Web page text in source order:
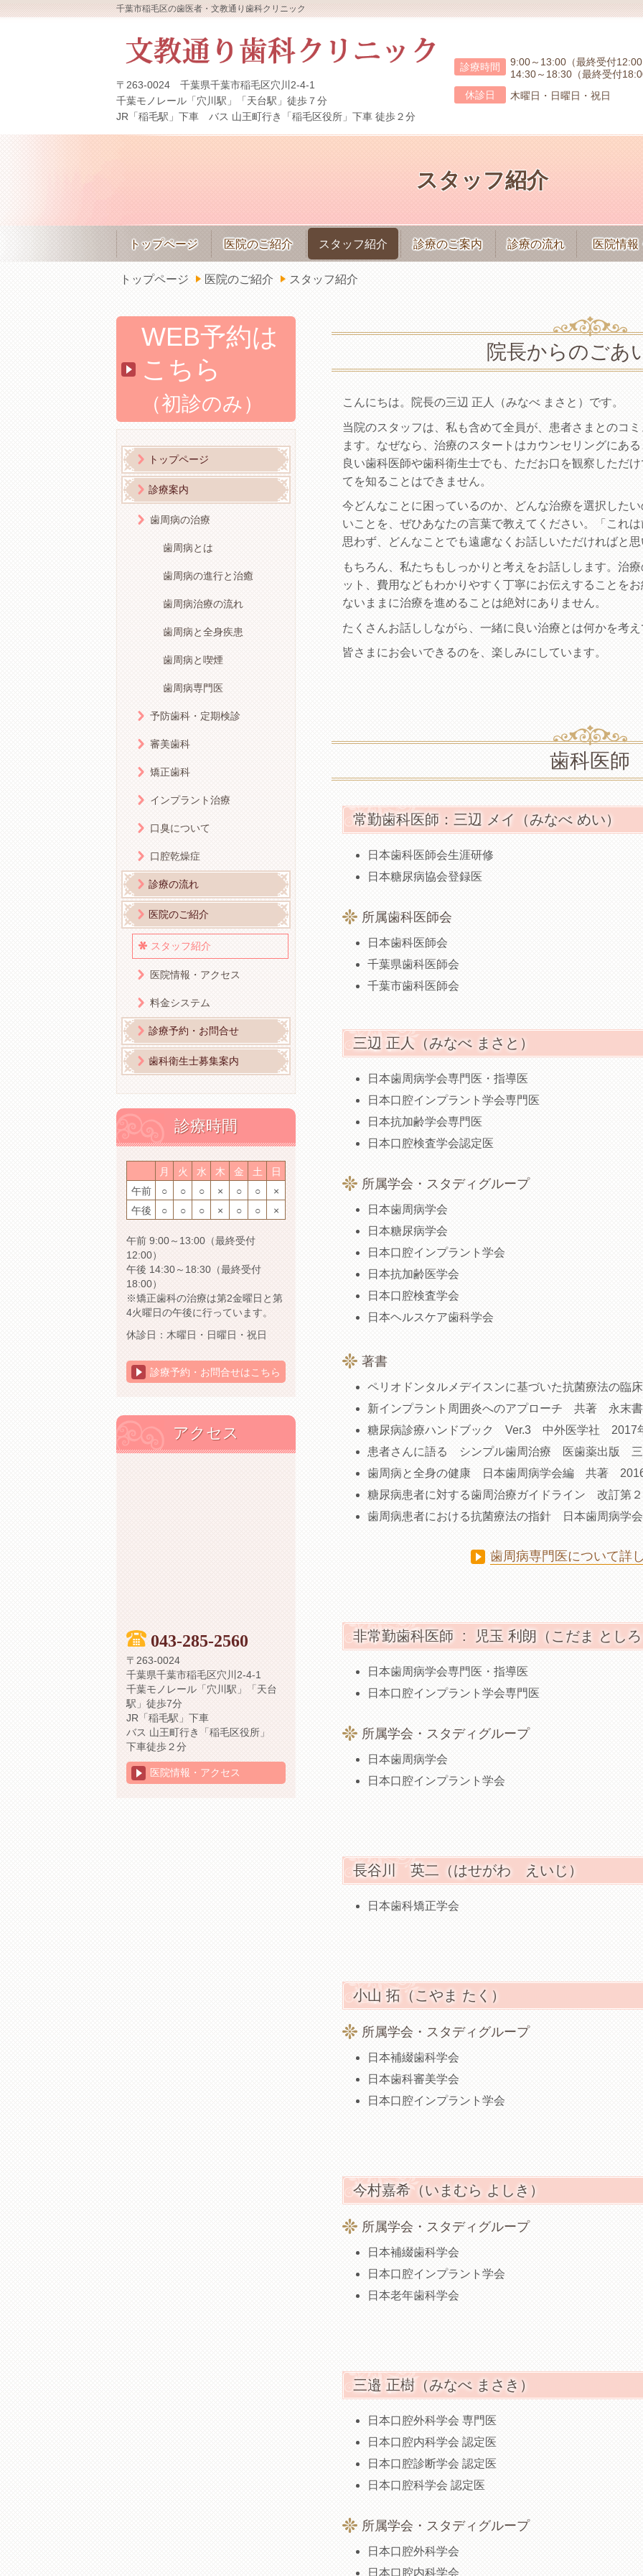
千葉市稲毛区の歯医者・文教通り歯科クリニック
〒263-0024 千葉県千葉市稲毛区穴川2-4-1
千葉モノレール「穴川駅」「天台駅」徒歩７分
JR「稲毛駅」下車 バス 山王町行き「稲毛区役所」下車 徒歩２分
診療時間
9:00～13:00（最終受付
14:30～18:30（最終受付
休診日
木曜日・日曜日・祝日
スタッフ紹介
トップページ 医院のご紹介 スタッフ紹介 診療のご案内 診療の流れ 医院情報
トップページ 医院のご紹介 スタッフ紹介
院長からのごあ
こんにちは。院長の三辺 正人（みなべ まさと）です。
当院のスタッフは、私も含めて全員が、患者さまとのコ
ます。なぜなら、治療のスタートはカウンセリングにあ
良い歯科医師や歯科衛生士でも、ただお口を観察しただ
てを知ることはできません。
今どんなことに困っているのか、どんな治療を選択した
いことを、ぜひあなたの言葉で教えてください。「これ
思わず、どんなことでも遠慮なくお話しいただければと
もちろん、私たちもしっかりと考えをお話しします。治
ット、費用などもわかりやすく丁寧にお伝えすることを
ないままに治療を進めることは絶対にありません。
たくさんお話ししながら、一緒に良い治療とは何かを考
皆さまにお会いできるのを、楽しみにしています。
歯科医師
常勤歯科医師：三辺 メイ（みなべ めい）
日本歯科医師会生涯研修
日本糖尿病協会登録医
所属歯科医師会
日本歯科医師会
千葉県歯科医師会
千葉市歯科医師会
三辺 正人（みなべ まさと）
日本歯周病学会専門医・指導医
日本口腔インプラント学会専門医
日本抗加齢学会専門医
日本口腔検査学会認定医
所属学会・スタディグループ
日本歯周病学会
日本糖尿病学会
日本口腔インプラント学会
日本抗加齢医学会
日本口腔検査学会
日本ヘルスケア歯科学会
著書
ペリオドンタルメデイスンに基づいた抗菌療法の
新インプラント周囲炎へのアプローチ 共著 永末
糖尿病診療ハンドブック Ver.3 中外医学社 2017
患者さんに語る シンプル歯周治療 医歯薬出版
歯周病と全身の健康 日本歯周病学会編 共著
糖尿病患者に対する歯周治療ガイドライン 改訂
歯周病患者における抗菌療法の指針 日本歯周病学
歯周病専門医について詳
非常勤歯科医師 : 児玉 利朗（こだま とし
日本歯周病学会専門医・指導医
日本口腔インプラント学会専門医
所属学会・スタディグループ
日本歯周病学会
日本口腔インプラント学会
長谷川 英二（はせがわ えいじ）
日本歯科矯正学会
小山 拓（こやま たく）
所属学会・スタディグループ
日本補綴歯科学会
日本歯科審美学会
日本口腔インプラント学会
今村嘉希（いまむら よしき）
所属学会・スタディグループ
日本補綴歯科学会
日本口腔インプラント学会
日本老年歯科学会
三邉 正樹（みなべ まさき）
日本口腔外科学会 専門医
日本口腔内科学会 認定医
日本口腔診断学会 認定医
日本口腔科学会 認定医
所属学会・スタディグループ
日本口腔外科学会
日本口腔内科学会
WEB予約は
こちら
（初診のみ）
トップページ
診療案内
歯周病の治療
歯周病とは
歯周病の進行と治癒
歯周病治療の流れ
歯周病と全身疾患
歯周病と喫煙
歯周病専門医
予防歯科・定期検診
審美歯科
矯正歯科
インプラント治療
口臭について
口腔乾燥症
診療の流れ
医院のご紹介
スタッフ紹介
医院情報・アクセス
料金システム
診療予約・お問合せ
歯科衛生士募集案内
診療時間
月 火 水 木 金 土
日
午前
○ ○ ○ × ○ ○
×
午後
○ ○ ○ × ○ ○ ×
午前 9:00～13:00（最終受付
12:00）
午後 14:30～18:30（最終受付
18:00）
※矯正歯科の治療は第2金曜日と第
4火曜日の午後に行っています。
休診日：木曜日・日曜日・祝日
診療予約・お問合せはこちら
アクセス
043-285-2560
〒263-0024
千葉県千葉市稲毛区穴川2-4-1
千葉モノレール「穴川駅」「天台
駅」徒歩7分
JR「稲毛駅」下車
バス 山王町行き「稲毛区役所」
下車徒歩２分
医院情報・アクセス